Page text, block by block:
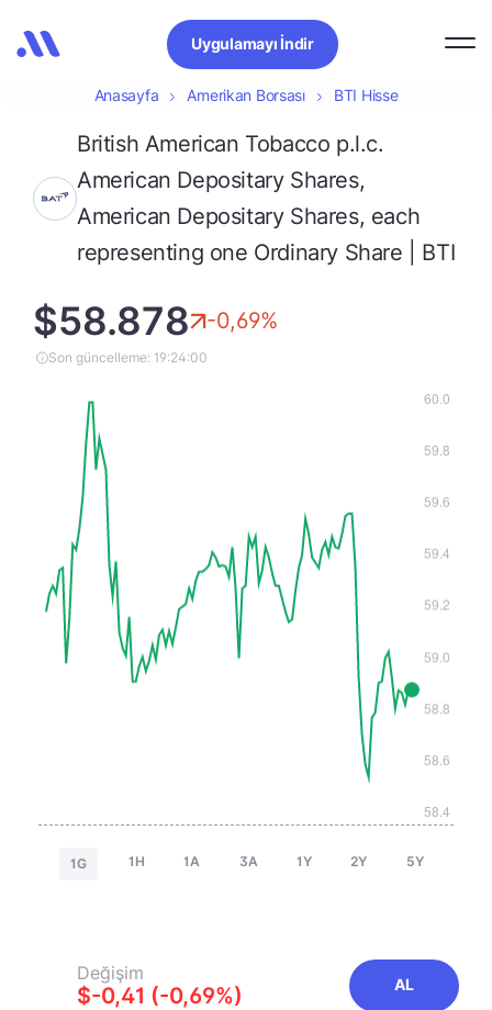
Uygulamayı İndir
Anasayfa Amerikan Borsası BTI Hisse
British American Tobacco p.l.c.
American Depositary Shares,
American Depositary Shares, each
representing one Ordinary Share | BTI
$58.878 -0,69%
Son güncelleme: 19:24:00
1G 1H 1A 3A 1Y 2Y 5Y
Değişim
$-0,41 (-0,69%) AL